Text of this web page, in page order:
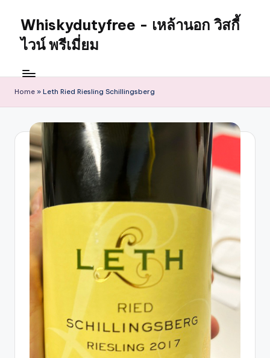
Whiskydutyfree - เหล้านอก วิสกี้
ไวน์ พรีเมี่ยม
Home » Leth Ried Riesling Schillingsberg